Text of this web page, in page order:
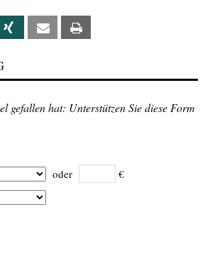
Xing Email
gefallen hat: Unterstützen Sie diese Form
oder €